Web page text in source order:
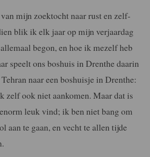
mijn zoektocht naar rust en zelf-
blik ik elk jaar op mijn verjaardag
begon, en hoe ik mezelf heb
speelt ons boshuis in Drenthe daarin
naar een boshuisje in Drenthe:
zelf ook niet aankomen. Maar dat is
leuk vind; ik ben niet bang om
aan te gaan, en vecht te allen tijde